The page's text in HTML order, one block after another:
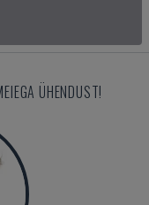
ÜHENDUST!